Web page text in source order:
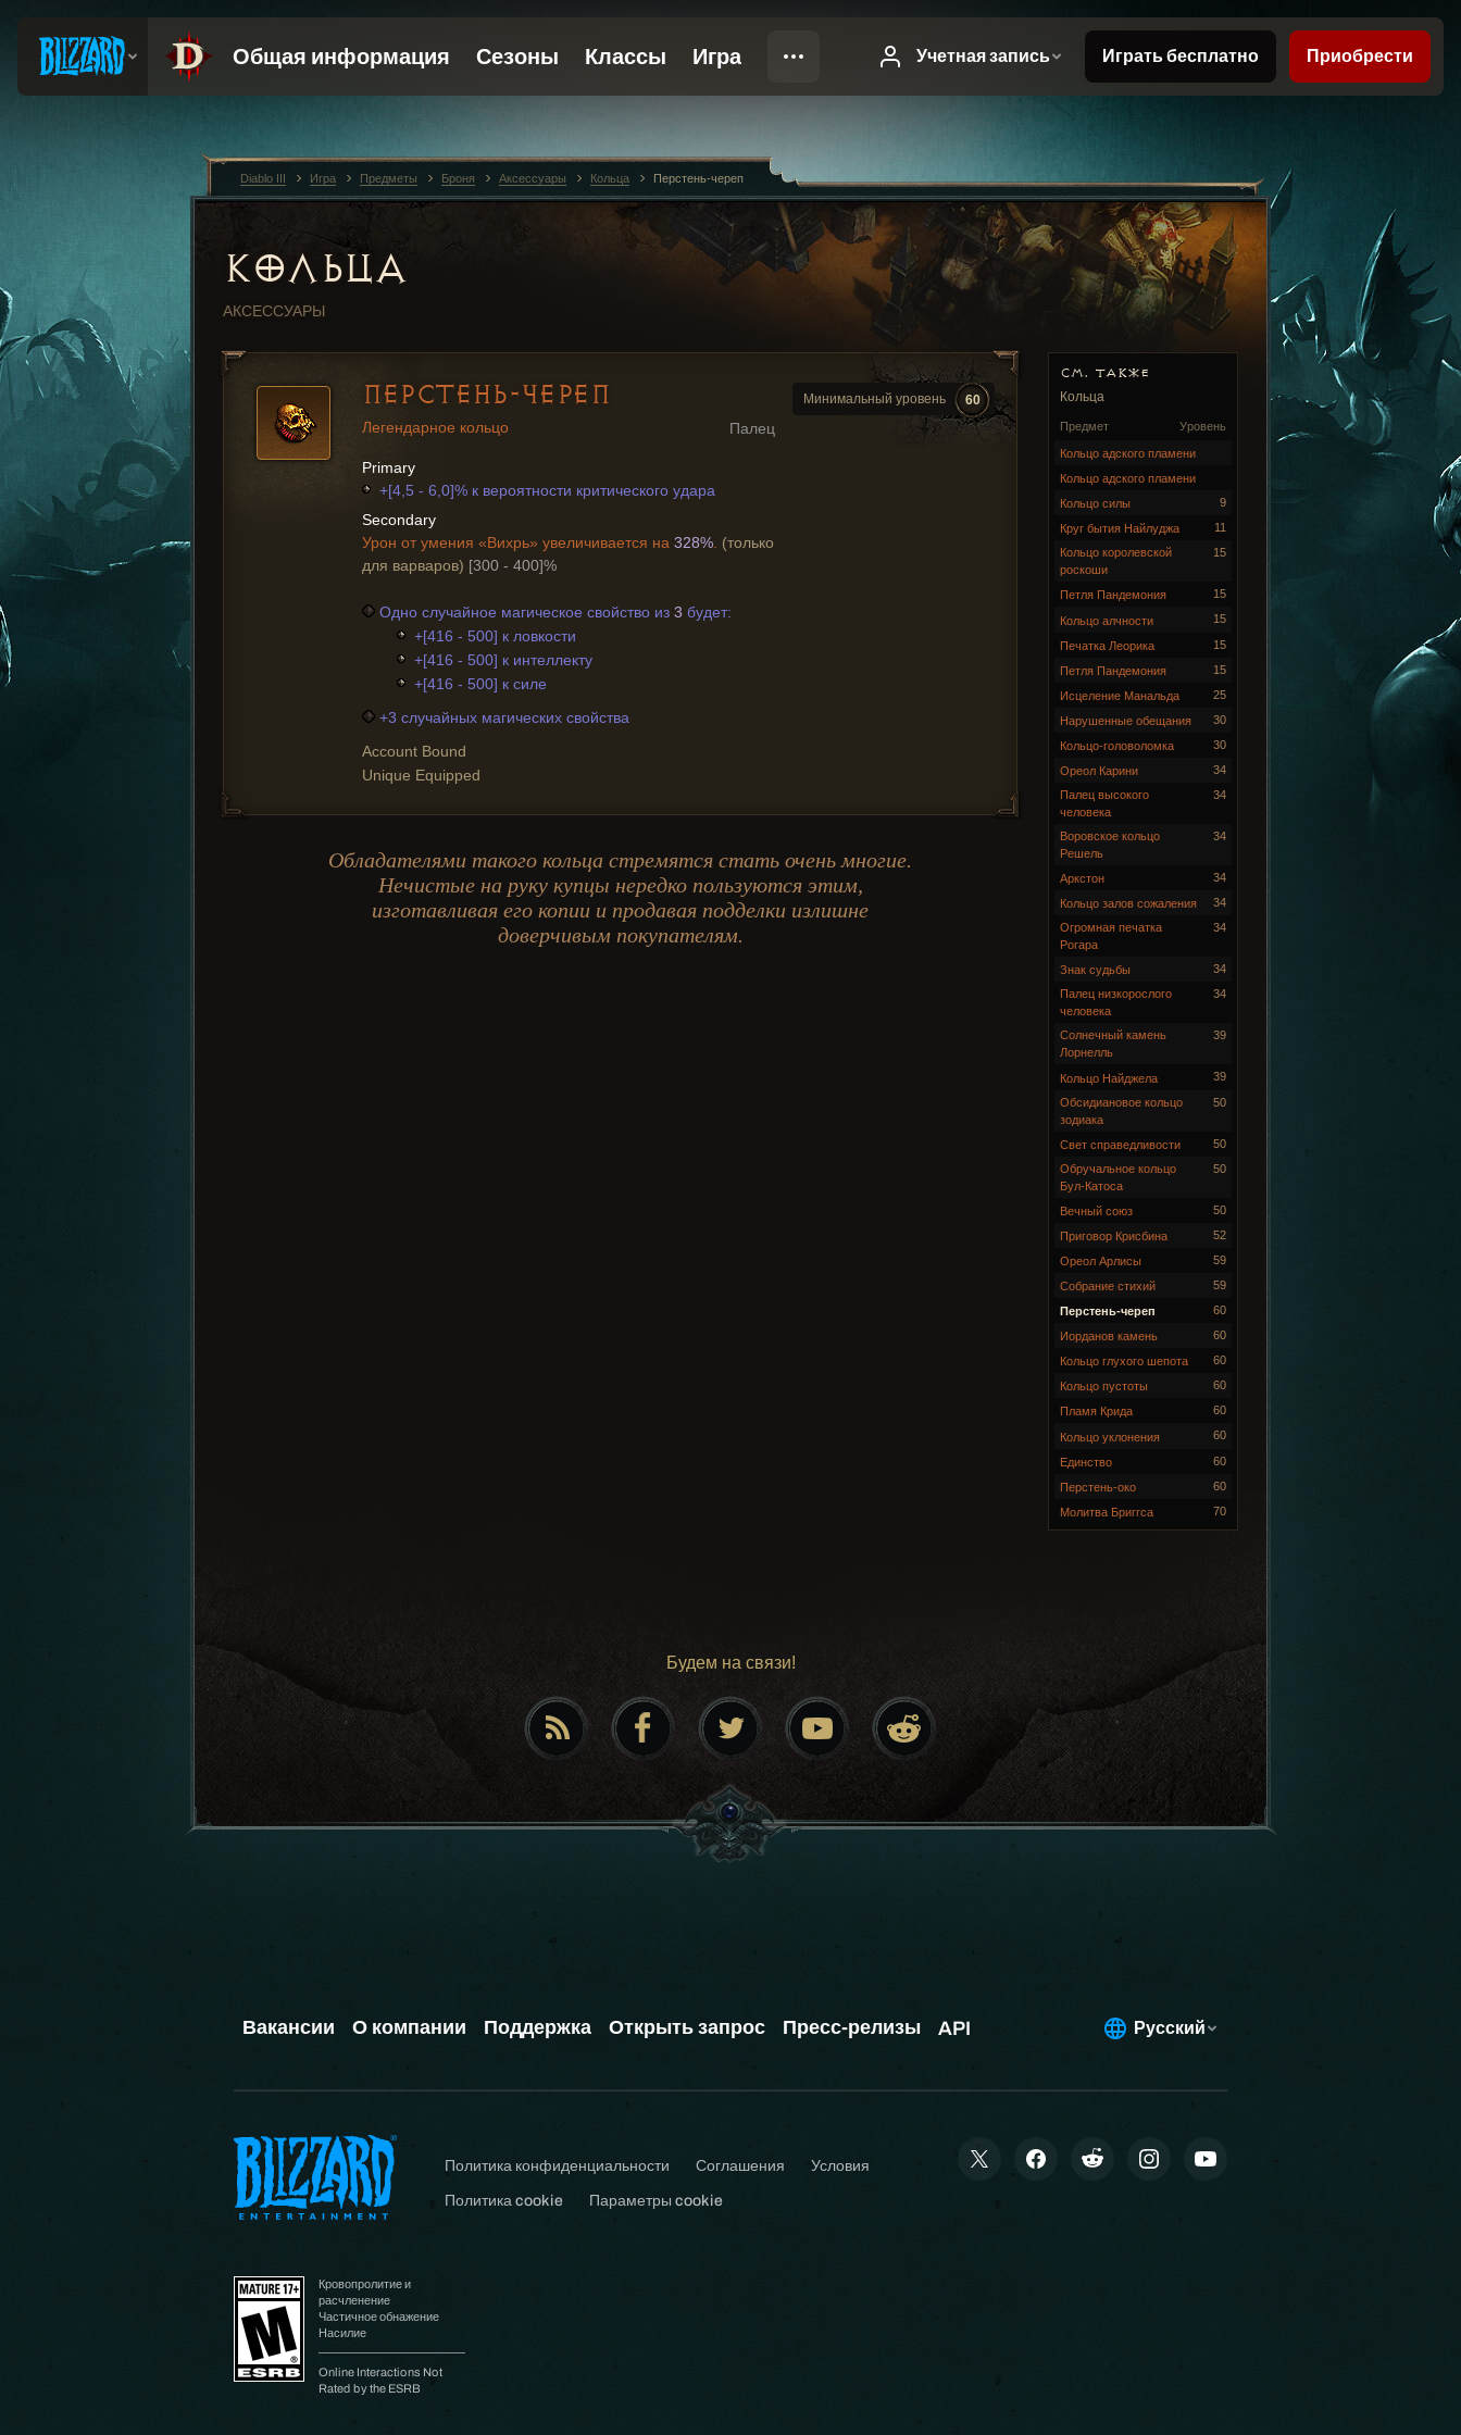
КОЛЬЦА
АКСЕССУАРЫ
СМ. ТАКЖЕ
Кольца
Уровень
Предмет
Кольцо адского пламени
Кольцо адского пламени
Кольцо силы
9
Круг бытия Найлуджа
11
Кольцо королевской
роскоши
15
Петля Пандемония 15
Кольцо алчности 15
Печатка Леорика 15
Петля Пандемония 15
Исцеление Манальда 25
Нарушенные обещания 30
Кольцо-головоломка 30
Ореол Карини
34
Палец высокого
человека
34
Воровское кольцо
Решель
34
Аркстон 34
Кольцо залов сожаления
34
Огромная печатка
Рогара
34
Знак судьбы
34
Палец низкорослого
человека
34
Солнечный камень
Лорнелль
39
Кольцо Найджела
39
Обсидиановое кольцо
зодиака
50
Свет справедливости
50
Обручальное кольцо
Бул-Катоса
50
Вечный союз 50
Приговор Крисбина 52
Ореол Арлисы 59
Собрание стихий 59
Перстень-череп 60
Иорданов камень 60
Кольцо глухого шепота 60
Кольцо пустоты 60
Пламя Крида 60
Кольцо уклонения 60
Единство 60
Перстень-око 60
Молитва Бриггса 70
Минимальный уровень 60
ПЕРСТЕНЬ-ЧЕРЕП
Палец
Легендарное кольцо
Primary
+[4,5 - 6,0]% к вероятности критического удара
Secondary
Урон от умения «Вихрь» увеличивается на 328% (только
для варваров) [300 - 400]%
Одно случайное магическое свойство из 3 будет:
+[416 - 500] к ловкости
+[416 - 500] к интеллекту
+[416 - 500] к силе
+3 случайных магических свойства
Account Bound
Unique Equipped
Обладателями такого кольца стремятся стать очень многие.
Нечистые на руку купцы нередко пользуются этим,
изготавливая его копии и продавая подделки излишне
доверчивым покупателям.
Будем на связи!
Diablo III Игра Предметы Броня Аксессуары Кольца Перстень-череп